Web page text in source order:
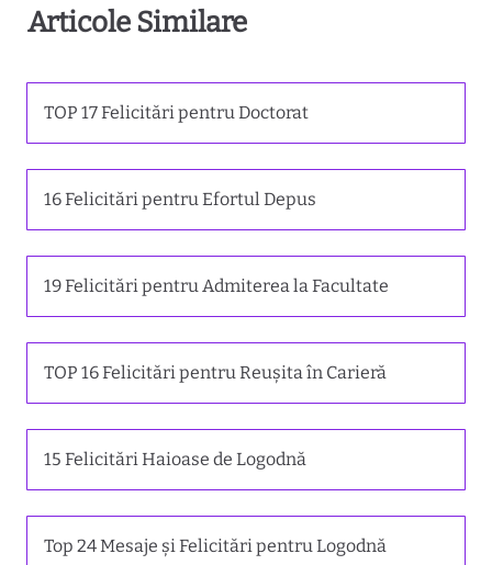
Articole Similare
TOP 17 Felicitări pentru Doctorat
16 Felicitări pentru Efortul Depus
19 Felicitări pentru Admiterea la Facultate
TOP 16 Felicitări pentru Reușita în Carieră
15 Felicitări Haioase de Logodnă
Top 24 Mesaje și Felicitări pentru Logodnă